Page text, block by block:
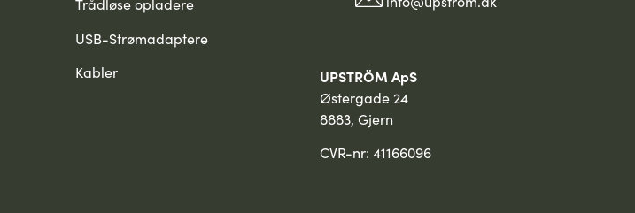
Trådløse opladere
USB-Strømadaptere
Kabler
UPSTRÖM ApS
Østergade 24
8883, Gjern
CVR-nr: 41166096